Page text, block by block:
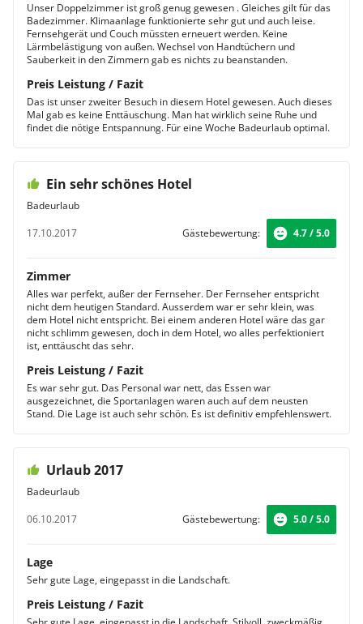
Unser Doppelzimmer ist groß genug gewesen . Gleiches gilt für das
Badezimmer. Klimaanlage funktionierte sehr gut und auch leise.
Fernsehgerät und Couch müssten erneuert werden. Keine
Lärmbelästigung von außen. Wechsel von Handtüchern und
Sauberkeit in den Zimmern gab es nichts zu beanstanden.
Preis Leistung / Fazit
Das ist unser zweiter Besuch in diesem Hotel gewesen. Auch dieses
Mal gab es keine Enttäuschung. Man hat wirklich seine Ruhe und
findet die nötige Entspannung. Für eine Woche Badeurlaub optimal.
Ein sehr schönes Hotel
Badeurlaub
17.10.2017
Gästebewertung: 4.7 / 5.0
Zimmer
Alles war perfekt, außer der Fernseher. Der Fernseher entspricht
nicht dem heutigen Standard. Ausserdem war er sehr klein, was
dem Hotel nicht entspricht. Bei einem anderen Hotel wäre das gar
nicht schlimm gewesen, doch in dem Hotel, wo alles perfektioniert
ist, enttäuscht das sehr.
Preis Leistung / Fazit
Es war sehr gut. Das Personal war nett, das Essen war
ausgezeichnet, die Sportanlagen waren auch auf dem neusten
Stand. Die Lage ist auch sehr schön. Es ist definitiv empfehlenswert.
Urlaub 2017
Badeurlaub
06.10.2017
Gästebewertung: 5.0 / 5.0
Lage
Sehr gute Lage, eingepasst in die Landschaft.
Preis Leistung / Fazit